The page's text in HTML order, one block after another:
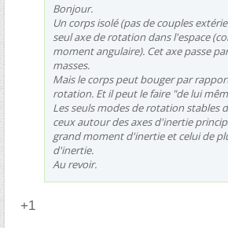
Bonjour.
Un corps isolé (pas de couples
seul axe de rotation dans l'espace
moment angulaire). Cet axe passe
masses.
Mais le corps peut bouger par
rotation. Et il peut le faire "de lui
Les seuls modes de rotation stables
ceux autour des axes d'inertie
grand moment d'inertie et celui de
d'inertie.
Au revoir.
+1